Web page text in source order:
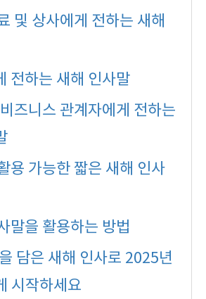
및 상사에게 전하는 새해
전하는 새해 인사말
즈니스 관계자에게 전하는
용 가능한 짧은 새해 인사
말을 활용하는 방법
담은 새해 인사로 2025년
시작하세요